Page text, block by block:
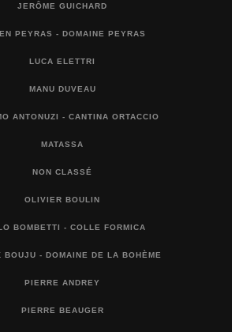
JERÔME GUICHARD
PEYRAS - DOMAINE PEYRAS
LUCA ELETTRI
MANU DUVEAU
ANTONUZI - CANTINA ORTACCIO
MATASSA
NON CLASSÉ
OLIVIER BOULIN
BOMBETTI - COLLE FORMICA
BOUJU - DOMAINE DE LA BOHÈME
PIERRE ANDREY
PIERRE BEAUGER